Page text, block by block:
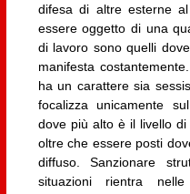
difesa di altre esterne
essere oggetto di una
di lavoro sono quelli
manifesta
ha un carattere sia
focalizza unicamente
dove più alto è il livello
oltre che essere posti
diffuso. Sanzionare
situazioni rientra